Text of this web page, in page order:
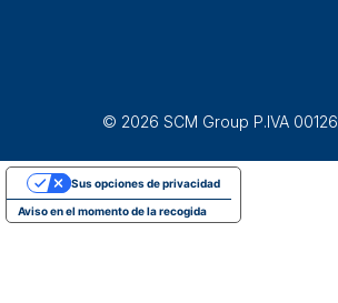
© 2026 SCM Group P.IVA
Aviso en el momento de la recogida
Sus opciones de privacidad